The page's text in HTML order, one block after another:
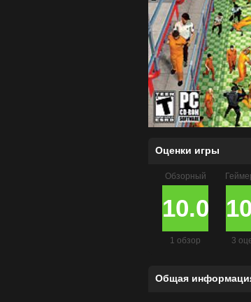
Оценки игры
Обзорный
10.0
1 обзор 3
Общая